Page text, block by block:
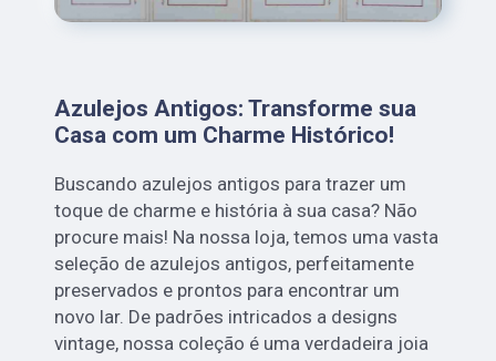
Azulejos Antigos: Transforme sua
Casa com um Charme Histórico!
Buscando azulejos antigos para trazer um
toque de charme e história à sua casa? Não
procure mais! Na nossa loja, temos uma vasta
seleção de azulejos antigos, perfeitamente
preservados e prontos para encontrar um
novo lar. De padrões intricados a designs
vintage, nossa coleção é uma verdadeira joia